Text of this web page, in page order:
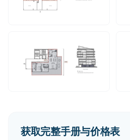
获取完整手册与价格表